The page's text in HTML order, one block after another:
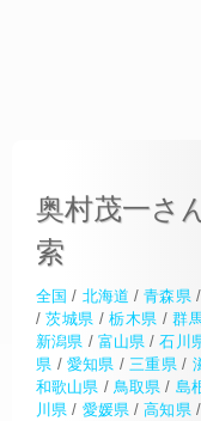
奥村茂一さ
索
全国 / 北海道 /青森県/
/茨城県 /栃木県 /群
新潟県 / 富山県 /石川
県 / 愛知県 /三重県 /
和歌山県 / 鳥取県 / 島
川県 / 愛媛県/高知県/